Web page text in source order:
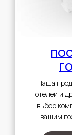
Наша
отелей и
выбор
вашим